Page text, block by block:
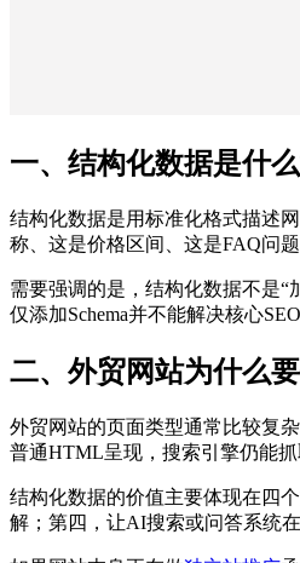
一、结构化数据是什
结构化数据是用标准化格式描述
称、这是价格区间、这是FAQ问
需要强调的是，结构化数据不是
仅添加Schema并不能解决核心SEO
二、外贸网站为什么
外贸网站的页面类型通常比较复
普通HTML呈现，搜索引擎仍能抓
结构化数据的价值主要体现在四
解；第四，让AI搜索或问答系统